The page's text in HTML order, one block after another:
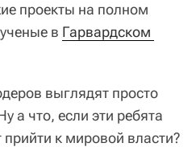
проекты на полном
в Гарвардском
выглядят просто
а что, если эти ребята
к мировой власти?